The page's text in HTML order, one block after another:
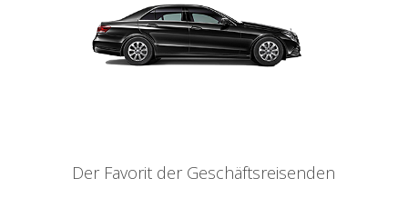
Der Favorit der Geschäftsreisenden